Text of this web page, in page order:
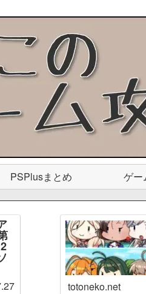
PSPlusまとめ ゲー
totoneko.net